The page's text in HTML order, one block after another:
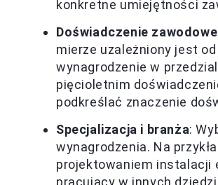
konkretne umiejętności
Doświadczenie zawodowe
mierze uzależniony jest
wynagrodzenie w
pięcioletnim
podkreślać znaczenie
Specjalizacja i branża:
wynagrodzenia. Na
projektowaniem instalacji
pracujący w innych